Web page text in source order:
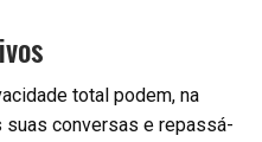
total podem, na
conversas e repassá-